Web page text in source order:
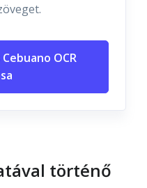
OCR
történő